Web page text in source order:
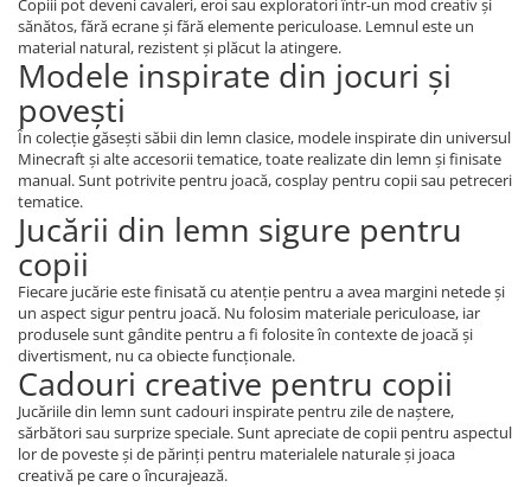
Copiii pot deveni cavaleri, eroi sau exploratori într-un mod creativ și
sănătos, fără ecrane și fără elemente periculoase. Lemnul este un
material natural, rezistent și plăcut la atingere.
Modele inspirate din jocuri și
povești
În colecție găsești săbii din lemn clasice, modele inspirate din universul
Minecraft și alte accesorii tematice, toate realizate din lemn și finisate
manual. Sunt potrivite pentru joacă, cosplay pentru copii sau petreceri
tematice.
Jucării din lemn sigure pentru
copii
Fiecare jucărie este finisată cu atenție pentru a avea margini netede și
un aspect sigur pentru joacă. Nu folosim materiale periculoase, iar
produsele sunt gândite pentru a fi folosite în contexte de joacă și
divertisment, nu ca obiecte funcționale.
Cadouri creative pentru copii
Jucăriile din lemn sunt cadouri inspirate pentru zile de naștere,
sărbători sau surprize speciale. Sunt apreciate de copii pentru aspectul
lor de poveste și de părinți pentru materialele naturale și joaca
creativă pe care o încurajează.